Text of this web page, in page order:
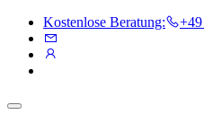
Kostenlose Beratung: